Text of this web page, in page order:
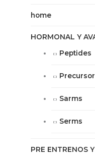
home
HORMONAL Y
Peptides
Sarms
Serms
PRE ENTRENOS